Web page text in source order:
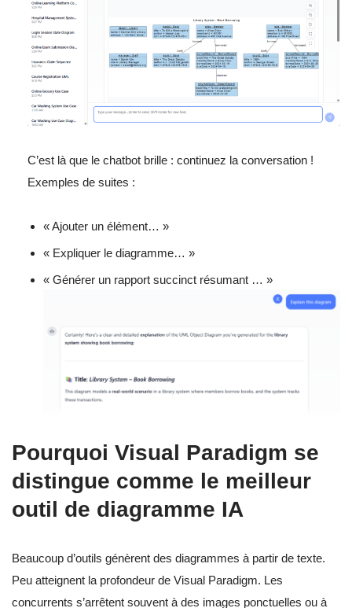
C’est là que le chatbot brille : continuez la conversation !
Exemples de suites :
« Ajouter un élément… »
« Expliquer le diagramme… »
« Générer un rapport succinct résumant … »
Pourquoi Visual Paradigm se
distingue comme le meilleur
outil de diagramme IA
Beaucoup d’outils génèrent des diagrammes à partir de texte.
Peu atteignent la profondeur de Visual Paradigm. Les
concurrents s’arrêtent souvent à des images ponctuelles ou à